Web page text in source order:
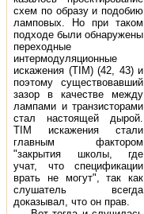
схем по образу и подобию
ламповых. Но при таком
подходе были обнаружены
переходные
интермодуляционные
искажения (TIM) (42, 43) и
поэтому существовавший
зазор в качестве между
лампами и транзисторами
стал настоящей дырой.
TIM искажения стали
главным фактором
"закрытия школы, где
учат, что спецификации
врать не могут", так как
слушатель всегда
доказывал, что он прав.